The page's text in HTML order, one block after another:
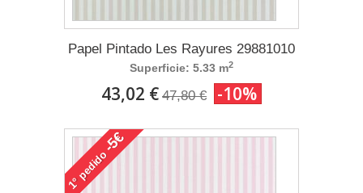
Papel Pintado Les Rayures 29881010
Superficie: 5.33 m2
43,02 € 47,80 € -10%
1°
pedido
-5€